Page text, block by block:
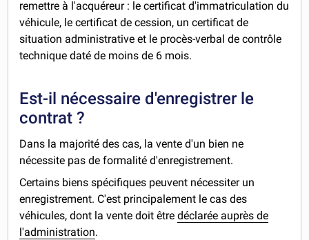
remettre à l'acquéreur : le certificat d'immatriculation du
véhicule, le certificat de cession, un certificat de
situation administrative et le procès-verbal de contrôle
technique daté de moins de 6 mois.
Est-il nécessaire d'enregistrer le
contrat ?
Dans la majorité des cas, la vente d'un bien ne
nécessite pas de formalité d'enregistrement.
Certains biens spécifiques peuvent nécessiter un
enregistrement. C'est principalement le cas des
véhicules, dont la vente doit êtredéclarée auprès de
l'administration.